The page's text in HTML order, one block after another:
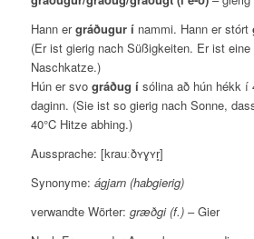
Hann ergráðugur ínammi. Hann er stórt
(Er ist gierig nach Süßigkeiten. Er ist eine
Naschkatze.)
Hún er svo gráðug ísólina að hún hékk í
daginn. (Sie ist so gierig nach Sonne,
40°C Hitze abhing.)
Aussprache: [krauːðʏɣʏr̥]
Synonyme: ágjarn (habgierig)
verwandte Wörter: græðgi (f.) – Gier